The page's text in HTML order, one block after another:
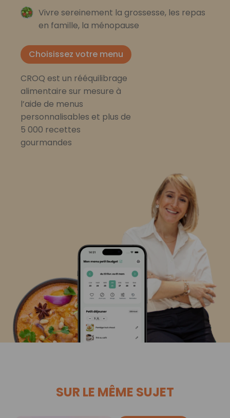
Vivre sereinement la grossesse, les repas
en famille, la ménopause
Choisissez votre menu
CROQ est un rééquilibrage
alimentaire sur mesure à
l’aide de menus
personnalisables et plus de
5 000 recettes
gourmandes
SUR LE MÊME SUJET